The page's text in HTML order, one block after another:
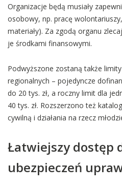
Organizacje będą musiały
osobowy, np. pracę
materiały). Za zgodą organu
je środkami finansowymi.
Podwyższone zostaną także
regionalnych – pojedyncze
do 20 tys. zł, a roczny limit dla
40 tys. zł. Rozszerzono też
cywilną i działania na rzecz
Łatwiejszy dostęp
ubezpieczeń